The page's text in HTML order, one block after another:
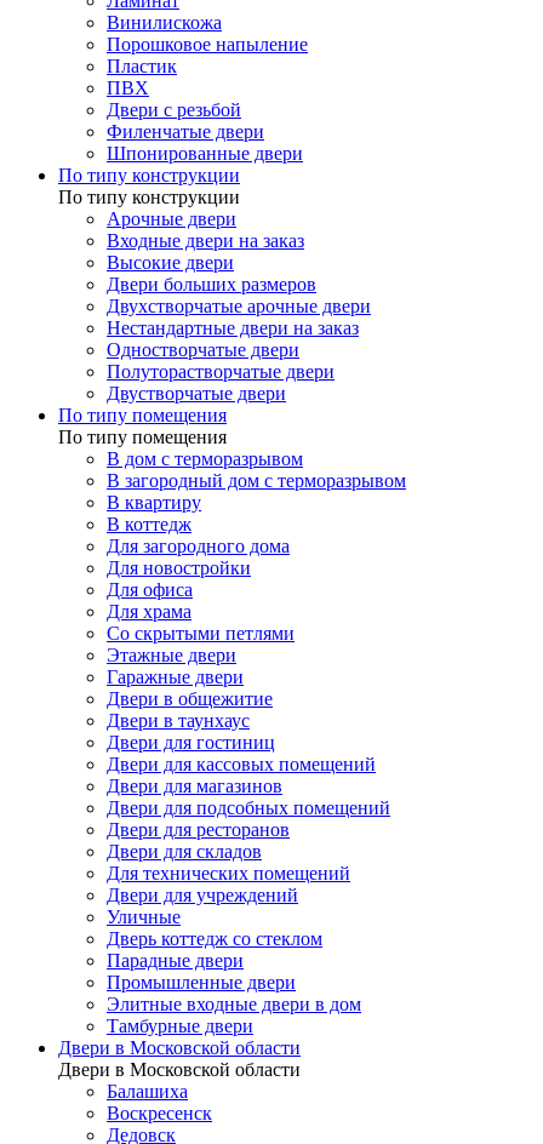
Винилискожа
Порошковое напыление
Пластик
ПВХ
Двери с резьбой
Филенчатые двери
Шпонированные двери
По типу конструкции
По типу конструкции
Арочные двери
Входные двери на заказ
Высокие двери
Двери больших размеров
Двухстворчатые арочные двери
Нестандартные двери на заказ
Одностворчатые двери
Полуторастворчатые двери
Двустворчатые двери
По типу помещения
По типу помещения
В дом с терморазрывом
В загородный дом с терморазрывом
В квартиру
В коттедж
Для загородного дома
Для новостройки
Для офиса
Для храма
Со скрытыми петлями
Этажные двери
Гаражные двери
Двери в общежитие
Двери в таунхаус
Двери для гостиниц
Двери для кассовых помещений
Двери для магазинов
Двери для подсобных помещений
Двери для ресторанов
Двери для складов
Для технических помещений
Двери для учреждений
Уличные
Дверь коттедж со стеклом
Парадные двери
Промышленные двери
Элитные входные двери в дом
Тамбурные двери
Двери в Московской области
Двери в Московской области
Балашиха
Воскресенск
Дедовск